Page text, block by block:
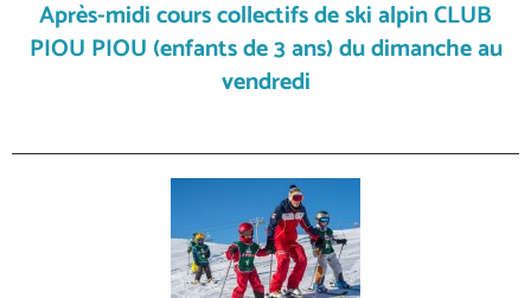
Après-midi cours collectifs de ski alpin CLUB
PIOU PIOU (enfants de 3 ans) du dimanche au
vendredi